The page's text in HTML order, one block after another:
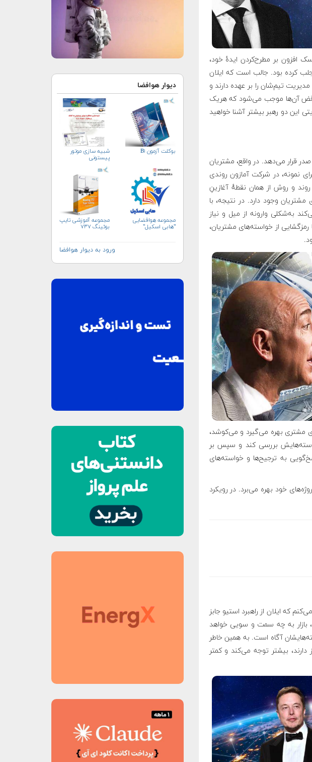
افزون بر مطرح‌کردن ایدهٔ خود،
کرده بود. جالب است که ایلان
تیم‌شان را بر عهده دارند و
آن‌ها موجب می‌شود که هریک
این دو رهبر بیشتر آشنا خواهید
قرار می‌دهد. در واقع، مشتریان
نمونه، در شرکت آمازون روندی
و روش از همان نقطهٔ آغازینِ
وجود دارد. در نتیجه، با
به‌شکلی وارونه از میل و نیاز
از خواسته‌های مشتریان،
مشتری بهره می‌گیرد و می‌کوشد،
بررسی کند و سپس بر
به ترجیح‌ها و خواسته‌های
خود بهره می‌برد. در رویکرد
که ایلان از راهبرد استیو جابز
بازار به چه سمت و سویی خواهد
آگاه است. به همین خاطر
بیشتر توجه می‌کند و کمتر
دیوار هوافضا
بوکلت آزمون B۱
شبیه سازی موتور
پیستونی
مجموعه هوافضایی
"هابی اسکیل"
مجموعه آموزشی تایپ
بوئینگ ۷۳۷
ورود به دیوار هوافضا